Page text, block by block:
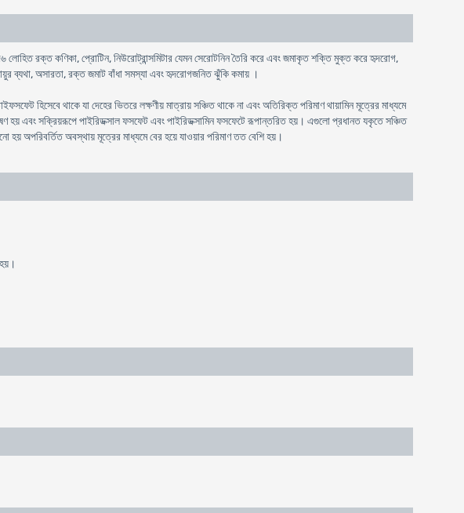
লোহিত রক্ত কণিকা, প্রোটিন, নিউরোট্রান্সমিটার যেমন সেরোটনিন তৈরি করে এবং জমাকৃত শক্তি মুক্ত করে হৃদরোগ,
ব্যথা, অসারতা, রক্ত জমাট বাঁধা সমস্যা এবং হৃদরোগজনিত ঝুঁকি কমায় ।
হিসেবে থাকে যা দেহের ভিতরে লক্ষণীয় মাত্রায় সঞ্চিত থাকে না এবং অতিরিক্ত পরিমাণ থায়ামিন মূত্রের মাধ্যমে
হয় এবং সক্রিয়রূপে পাইরিডক্সাল ফসফেট এবং পাইরিডক্সামিন ফসফেটে রূপান্তরিত হয়। এগুলো প্রধানত যকৃতে সঞ্চিত
হয় অপরিবর্তিত অবস্থায় মূত্রের মাধ্যমে বের হয়ে যাওয়ার পরিমাণ তত বেশি হয়।